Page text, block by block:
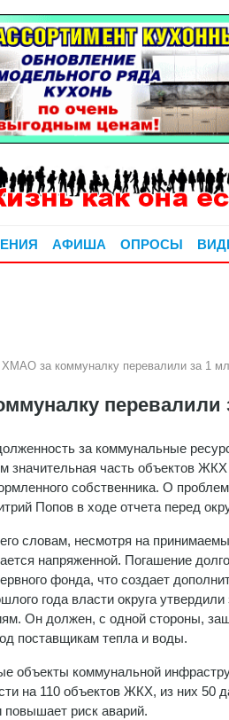
АФИША ОПРОСЫ
ХМАО за коммуналку перевалили за 1
перевалили
за коммунальные
значительная часть объектов
собственника. О
Попов в ходе отчета перед
словам, несмотря на
напряженной. Погашение
фонда, что создает
года власти округа
Он должен, с одной стороны,
поставщикам тепла и воды.
объекты коммунальной
на 110 объектов ЖКХ, из них 50
повышает риск аварий.